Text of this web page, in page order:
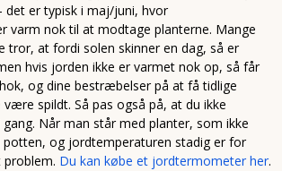
det er typisk i maj/juni, hvor
varm nok til at modtage planterne. Mange
tror, at fordi solen skinner en dag, så er
hvis jorden ikke er varmet nok op, så får
og dine bestræbelser på at få tidlige
spildt. Så pas også på, at du ikke
Når man står med planter, som ikke
og jordtemperaturen stadig er for
Du kan købe et jordtermometer her.